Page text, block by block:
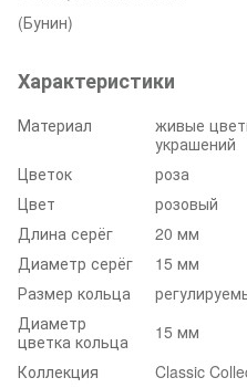
(Бунин)
Характеристики
Материал
живые
украшений
Цветок
роза
Цвет
розовый
Длина серёг
20 мм
Диаметр серёг
15 мм
Размер кольца
Диаметр
цветка кольца
15 мм
Коллекция
Classic